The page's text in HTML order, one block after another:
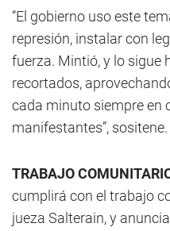
“El gobierno uso este
represión, instalar con
fuerza. Mintió, y lo sigue
recortados,
cada minuto siempre en
manifestantes”, sositene.
TRABAJO
cumplirá con el trabajo
jueza Salterain, y